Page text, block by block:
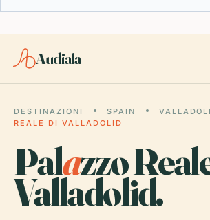
Audiala
DESTINAZIONI SPAIN
REALE DI VALLADOLID
Palazzo
Valladolid.